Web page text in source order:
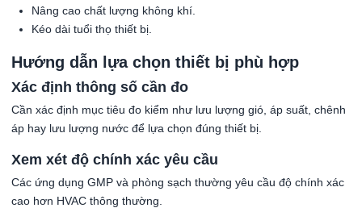
Nâng cao chất lượng không khí.
Kéo dài tuổi thọ thiết bị.
Hướng dẫn lựa chọn thiết bị phù hợp
Xác định thông số cần đo
Cần xác định mục tiêu đo kiểm như lưu lượng gió, áp suất, chênh
áp hay lưu lượng nước để lựa chọn đúng thiết bị.
Xem xét độ chính xác yêu cầu
Các ứng dụng GMP và phòng sạch thường yêu cầu độ chính xác
cao hơn HVAC thông thường.